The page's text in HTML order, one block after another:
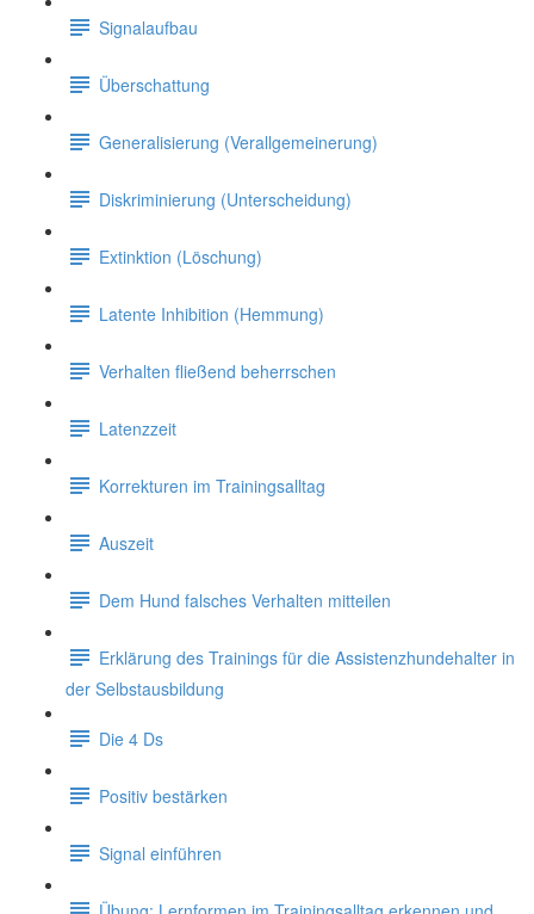
Signalaufbau
Überschattung
Generalisierung (Verallgemeinerung)
Diskriminierung (Unterscheidung)
Extinktion (Löschung)
Latente Inhibition (Hemmung)
Verhalten fließend beherrschen
Latenzzeit
Korrekturen im Trainingsalltag
Auszeit
Dem Hund falsches Verhalten mitteilen
Erklärung des Trainings für die Assistenzhundehalter in
der Selbstausbildung
Die 4 Ds
Positiv bestärken
Signal einführen